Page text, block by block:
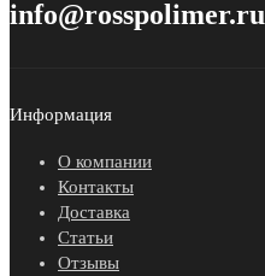
info@rosspolimer.ru
Информация
О компании
Контакты
Доставка
Статьи
Отзывы